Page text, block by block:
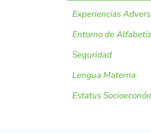
Experiencias
Entorno de
Seguridad
Lengua Materna
Estatus